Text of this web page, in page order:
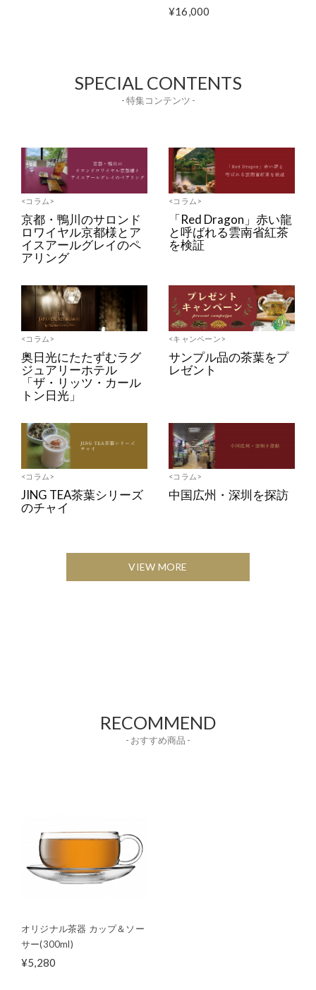
¥16,000
SPECIAL CONTENTS
- 特集コンテンツ -
<コラム>
京都・鴨川のサロンド
ロワイヤル京都様とア
イスアールグレイのペ
アリング
<コラム>
「Red Dragon」赤い龍
と呼ばれる雲南省紅茶
を検証
<コラム>
奥日光にたたずむラグ
ジュアリーホテル
「ザ・リッツ・カール
トン日光」
<キャンペーン>
サンプル品の茶葉をプ
レゼント
<コラム>
JING TEA茶葉シリーズ
のチャイ
<コラム>
中国広州・深圳を探訪
VIEW MORE
RECOMMEND
- おすすめ商品 -
オリジナル茶器 カップ＆ソー
サー(300ml)
¥5,280